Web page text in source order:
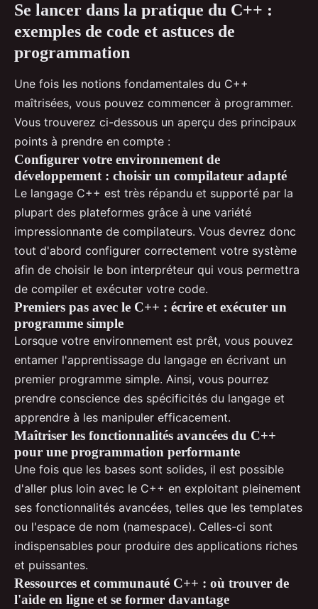
Se lancer dans la pratique du C++ :
exemples de code et astuces de
programmation
Une fois les notions fondamentales du C++
maîtrisées, vous pouvez commencer à programmer.
Vous trouverez ci-dessous un aperçu des principaux
points à prendre en compte :
Configurer votre environnement de
développement : choisir un compilateur adapté
Le langage C++ est très répandu et supporté par la
plupart des plateformes grâce à une variété
impressionnante de compilateurs. Vous devrez donc
tout d'abord configurer correctement votre système
afin de choisir le bon interpréteur qui vous permettra
de compiler et exécuter votre code.
Premiers pas avec le C++ : écrire et exécuter un
programme simple
Lorsque votre environnement est prêt, vous pouvez
entamer l'apprentissage du langage en écrivant un
premier programme simple. Ainsi, vous pourrez
prendre conscience des spécificités du langage et
apprendre à les manipuler efficacement.
Maîtriser les fonctionnalités avancées du C++
pour une programmation performante
Une fois que les bases sont solides, il est possible
d'aller plus loin avec le C++ en exploitant pleinement
ses fonctionnalités avancées, telles que les templates
ou l'espace de nom (namespace). Celles-ci sont
indispensables pour produire des applications riches
et puissantes.
Ressources et communauté C++ : où trouver de
l'aide en ligne et se former davantage